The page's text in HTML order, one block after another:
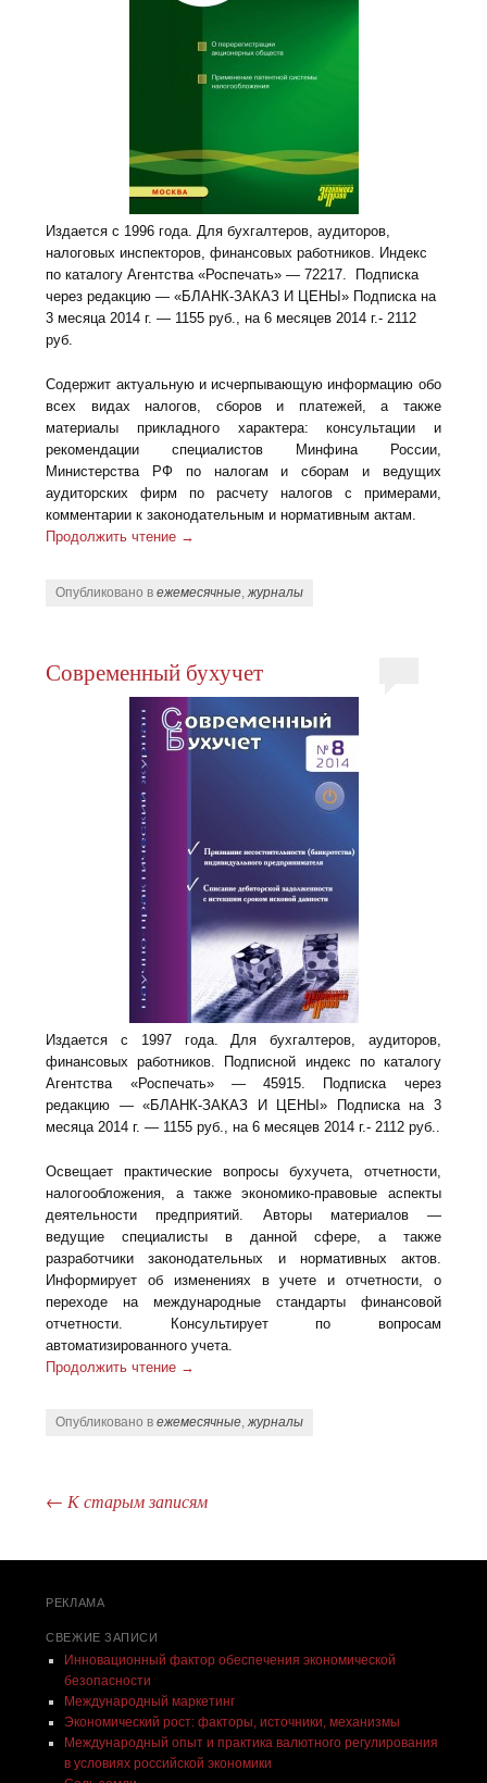
Издается с 1996 года. Для бухгалтеров, аудиторов,
налоговых инспекторов, финансовых работников. Индекс
по каталогу Агентства «Роспечать» — 72217. Подписка
через редакцию — «БЛАНК-ЗАКАЗ И ЦЕНЫ» Подписка на
3 месяца 2014 г. — 1155 руб., на 6 месяцев 2014 г.- 2112
руб.
Содержит актуальную и исчерпывающую информацию обо
всех видах налогов, сборов и платежей, а также
материалы прикладного характера: консультации и
рекомендации специалистов Минфина России,
Министерства РФ по налогам и сборам и ведущих
аудиторских фирм по расчету налогов с примерами,
комментарии к законодательным и нормативным актам.
Продолжить чтение →
Опубликовано вежемесячные ,журналы
Современный бухучет
Издается с 1997 года. Для бухгалтеров, аудиторов,
финансовых работников. Подписной индекс по каталогу
Агентства «Роспечать» — 45915. Подписка через
редакцию — «БЛАНК-ЗАКАЗ И ЦЕНЫ» Подписка на 3
месяца 2014 г. — 1155 руб., на 6 месяцев 2014 г.- 2112 руб..
Освещает практические вопросы бухучета, отчетности,
налогообложения, а также экономико-правовые аспекты
деятельности предприятий. Авторы материалов —
ведущие специалисты в данной сфере, а также
разработчики законодательных и нормативных актов.
Информирует об изменениях в учете и отчетности, о
переходе на международные стандарты финансовой
отчетности. Консультирует по вопросам
автоматизированного учета.
Продолжить чтение →
Опубликовано вежемесячные,журналы
Post navigation
← К старым записям
РЕКЛАМА
СВЕЖИЕ ЗАПИСИ
Инновационный фактор обеспечения экономической
безопасности
Международный маркетинг
Экономический рост: факторы, источники, механизмы
Международный опыт и практика валютного регулирования
в условиях российской экономики